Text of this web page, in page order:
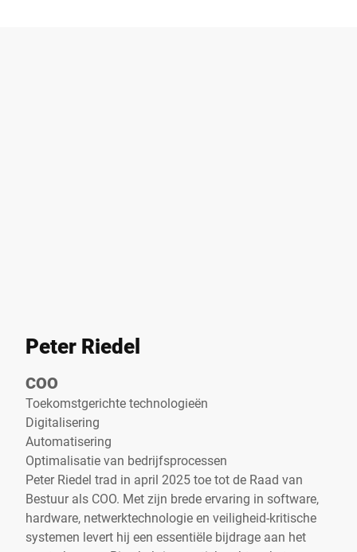
Peter Riedel
COO
Toekomstgerichte technologieën
Digitalisering
Automatisering
Optimalisatie van bedrijfsprocessen
Peter Riedel trad in april 2025 toe tot de Raad van
Bestuur als COO. Met zijn brede ervaring in software,
hardware, netwerktechnologie en veiligheid-kritische
systemen levert hij een essentiële bijdrage aan het